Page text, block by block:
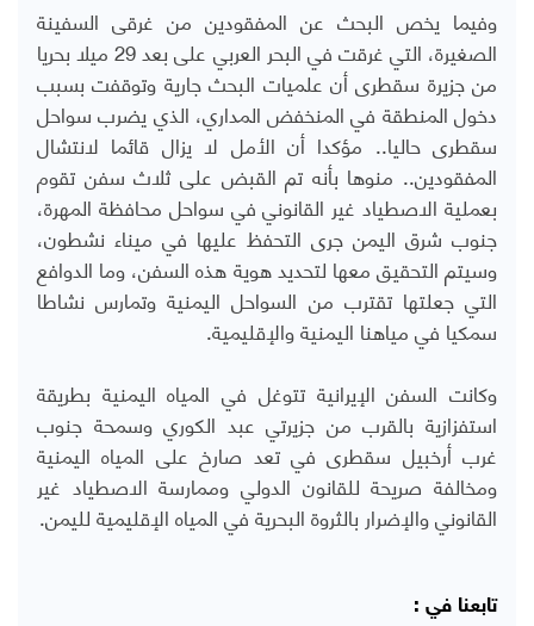
وفيما يخص البحث عن المفقودين من غرقى السفينة
الصغيرة، التي غرقت في البحر العربي على بعد 29 ميلا بحريا
من جزيرة سقطرى أن علميات البحث جارية وتوقفت بسبب
دخول المنطقة في المنخفض المداري، الذي يضرب سواحل
سقطرى حاليا.. مؤكدا أن الأمل لا يزال قائما لانتشال
المفقودين.. منوها بأنه تم القبض على ثلاث سفن تقوم
بعملية الاصطياد غير القانوني في سواحل محافظة المهرة،
جنوب شرق اليمن جرى التحفظ عليها في ميناء نشطون،
وسيتم التحقيق معها لتحديد هوية هذه السفن، وما الدوافع
التي جعلتها تقترب من السواحل اليمنية وتمارس نشاطا
سمكيا في مياهنا اليمنية والإقليمية.
وكانت السفن الإيرانية تتوغل في المياه اليمنية بطريقة
استفزازية بالقرب من جزيرتي عبد الكوري وسمحة جنوب
غرب أرخبيل سقطرى في تعد صارخ على المياه اليمنية
ومخالفة صريحة للقانون الدولي وممارسة الاصطياد غير
القانوني والإضرار بالثروة البحرية في المياه الإقليمية لليمن.
تابعنا في :